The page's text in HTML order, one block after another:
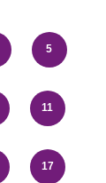
5
11
17